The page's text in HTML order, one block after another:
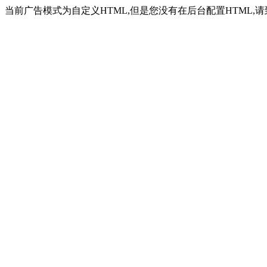
当前广告模式为自定义HTML,但是您没有在后台配置HTML,